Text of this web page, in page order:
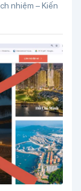
nhiệm – Kiến